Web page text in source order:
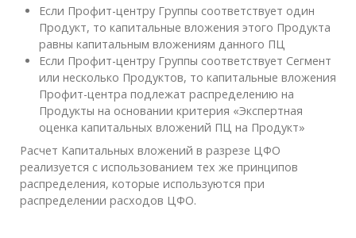
Если Профит-центру Группы соответствует один
Продукт, то капитальные вложения этого Продукта
равны капитальным вложениям данного ПЦ
Если Профит-центру Группы соответствует Сегмент
или несколько Продуктов, то капитальные вложения
Профит-центра подлежат распределению на
Продукты на основании критерия «Экспертная
оценка капитальных вложений ПЦ на Продукт»
Расчет Капитальных вложений в разрезе ЦФО
реализуется с использованием тех же принципов
распределения, которые используются при
распределении расходов ЦФО.